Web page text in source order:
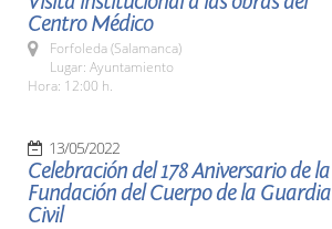
Centro Médico
Forfoleda (Salamanca)
Lugar: Ayuntamiento
Hora: 12:00 h.
13/05/2022
Celebración del 178 Aniversario de la
Fundación del Cuerpo de la Guardia
Civil